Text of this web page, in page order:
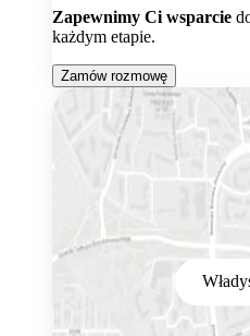
Zapewnimy Ci wsparcie
każdym etapie.
Zamów rozmowę